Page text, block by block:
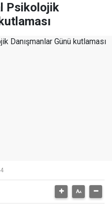
Psikolojik